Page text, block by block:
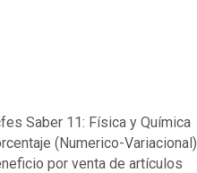
Saber 11: Física y Química
(Numerico-Variacional)
por venta de artículos